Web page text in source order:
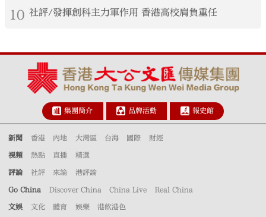
10 社評/發揮創科主力軍作用 香港高校肩負重任
集團簡介 品牌活動 報史館
新聞 香港 內地 大灣區 台海 國際 財經
視頻 熱點 直播 精選
評論 社評 來論 港評論
Go China Discover China China Live Real China
文娛 文化 體育 娛樂 港飲港色